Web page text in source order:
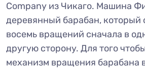
Company из Чикаго. Машина
деревянный барабан, который
восемь вращений сначала в
другую сторону. Для того
механизм вращения барабана